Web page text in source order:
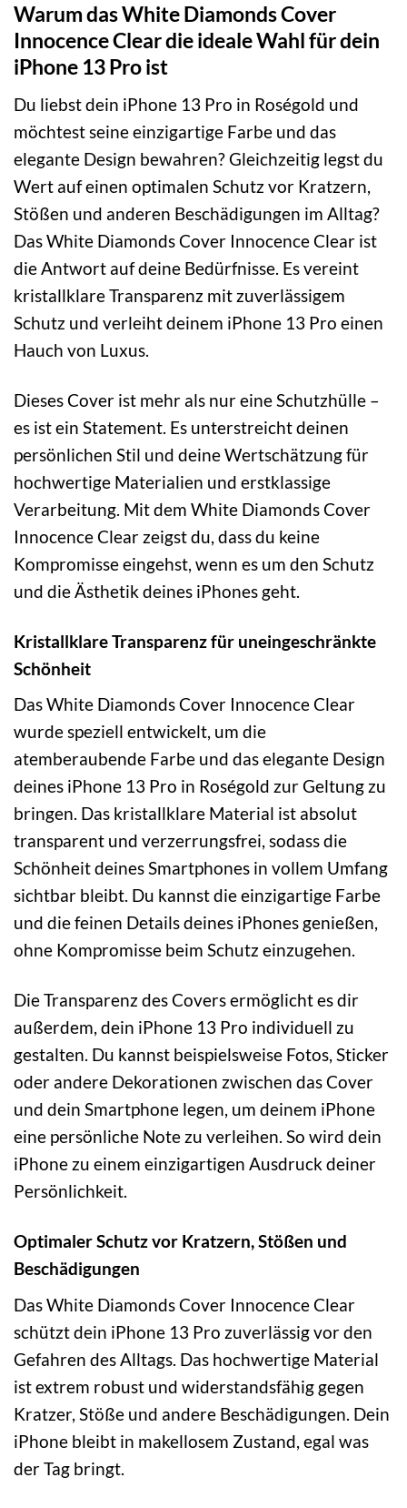
Warum das White Diamonds Cover
Innocence Clear die ideale Wahl für dein
iPhone 13 Pro ist
Du liebst dein iPhone 13 Pro in Roségold und
möchtest seine einzigartige Farbe und das
elegante Design bewahren? Gleichzeitig legst du
Wert auf einen optimalen Schutz vor Kratzern,
Stößen und anderen Beschädigungen im Alltag?
Das White Diamonds Cover Innocence Clear ist
die Antwort auf deine Bedürfnisse. Es vereint
kristallklare Transparenz mit zuverlässigem
Schutz und verleiht deinem iPhone 13 Pro einen
Hauch von Luxus.
Dieses Cover ist mehr als nur eine Schutzhülle –
es ist ein Statement. Es unterstreicht deinen
persönlichen Stil und deine Wertschätzung für
hochwertige Materialien und erstklassige
Verarbeitung. Mit dem White Diamonds Cover
Innocence Clear zeigst du, dass du keine
Kompromisse eingehst, wenn es um den Schutz
und die Ästhetik deines iPhones geht.
Kristallklare Transparenz für uneingeschränkte
Schönheit
Das White Diamonds Cover Innocence Clear
wurde speziell entwickelt, um die
atemberaubende Farbe und das elegante Design
deines iPhone 13 Pro in Roségold zur Geltung zu
bringen. Das kristallklare Material ist absolut
transparent und verzerrungsfrei, sodass die
Schönheit deines Smartphones in vollem Umfang
sichtbar bleibt. Du kannst die einzigartige Farbe
und die feinen Details deines iPhones genießen,
ohne Kompromisse beim Schutz einzugehen.
Die Transparenz des Covers ermöglicht es dir
außerdem, dein iPhone 13 Pro individuell zu
gestalten. Du kannst beispielsweise Fotos, Sticker
oder andere Dekorationen zwischen das Cover
und dein Smartphone legen, um deinem iPhone
eine persönliche Note zu verleihen. So wird dein
iPhone zu einem einzigartigen Ausdruck deiner
Persönlichkeit.
Optimaler Schutz vor Kratzern, Stößen und
Beschädigungen
Das White Diamonds Cover Innocence Clear
schützt dein iPhone 13 Pro zuverlässig vor den
Gefahren des Alltags. Das hochwertige Material
ist extrem robust und widerstandsfähig gegen
Kratzer, Stöße und andere Beschädigungen. Dein
iPhone bleibt in makellosem Zustand, egal was
der Tag bringt.